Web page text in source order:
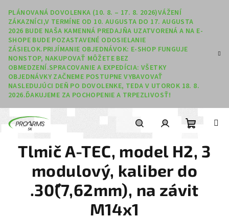
PLÁNOVANÁ DOVOLENKA (10. 8. – 17. 8. 2026)VÁŽENÍ
ZÁKAZNÍCI,V TERMÍNE OD 10. AUGUSTA DO 17. AUGUSTA
2026 BUDE NAŠA KAMENNÁ PREDAJŇA UZATVORENÁ A NA E-
SHOPE BUDE POZASTAVENÉ ODOSIELANIE
ZÁSIELOK.PRIJÍMANIE OBJEDNÁVOK: E-SHOP FUNGUJE
NONSTOP, NAKUPOVAŤ MÔŽETE BEZ
OBMEDZENÍ.SPRACOVANIE A EXPEDÍCIA: VŠETKY
OBJEDNÁVKY ZAČNEME POSTUPNE VYBAVOVAŤ
NASLEDUJÚCI DEŇ PO DOVOLENKE, TEDA V UTOROK 18. 8.
2026.ĎAKUJEME ZA POCHOPENIE A TRPEZLIVOSŤ!
Hľadať
Tlmič A-TEC, model H2, 3
modulový, kaliber do
.30˝(7,62mm), na závit
M14x1